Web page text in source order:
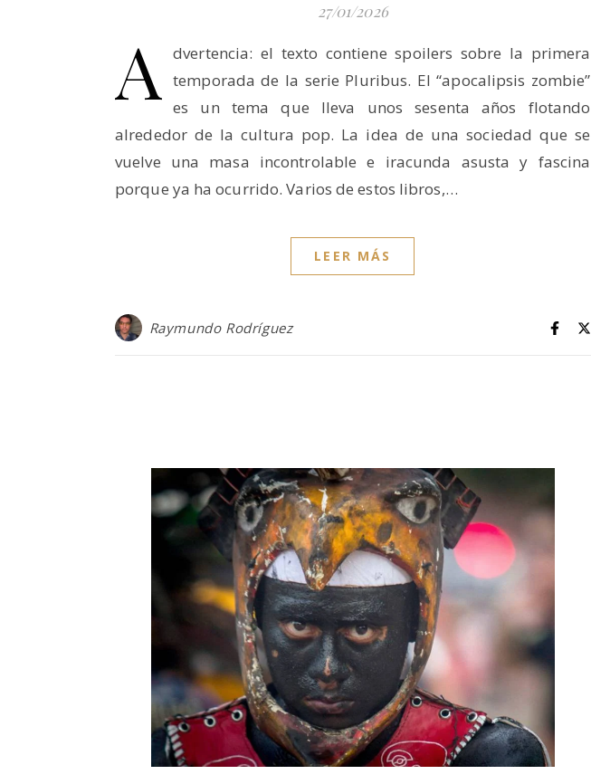
27/01/2026
A
dvertencia: el texto contiene spoilers sobre la primera
temporada de la serie Pluribus. El “apocalipsis zombie”
es un tema que lleva unos sesenta años flotando
alrededor de la cultura pop. La idea de una sociedad que se
vuelve una masa incontrolable e iracunda asusta y fascina
porque ya ha ocurrido. Varios de estos libros,…
LEER MÁS
Raymundo Rodríguez